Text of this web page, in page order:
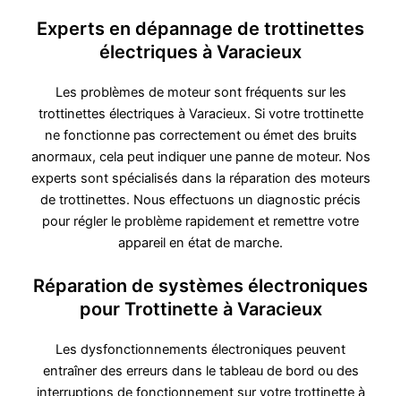
Experts en dépannage de trottinettes
électriques à Varacieux
Les problèmes de moteur sont fréquents sur les
trottinettes électriques à Varacieux. Si votre trottinette
ne fonctionne pas correctement ou émet des bruits
anormaux, cela peut indiquer une panne de moteur. Nos
experts sont spécialisés dans la réparation des moteurs
de trottinettes. Nous effectuons un diagnostic précis
pour régler le problème rapidement et remettre votre
appareil en état de marche.
Réparation de systèmes électroniques
pour Trottinette à Varacieux
Les dysfonctionnements électroniques peuvent
entraîner des erreurs dans le tableau de bord ou des
interruptions de fonctionnement sur votre trottinette à